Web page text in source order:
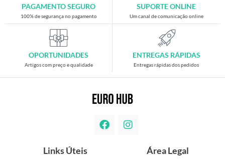
PAGAMENTO SEGURO
100% de segurança no pagamento
SUPORTE ONLINE
Um canal de comunicação online
OPORTUNIDADES
Artigos com preço e qualidade
ENTREGAS RÁPIDAS
Entregas rápidas dos pedidos
Links Úteis Área Legal